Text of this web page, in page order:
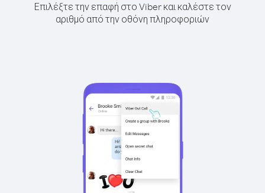
Επιλέξτε την επαφή στο Viber και καλέστε τον
αριθμό από την οθόνη πληροφοριών